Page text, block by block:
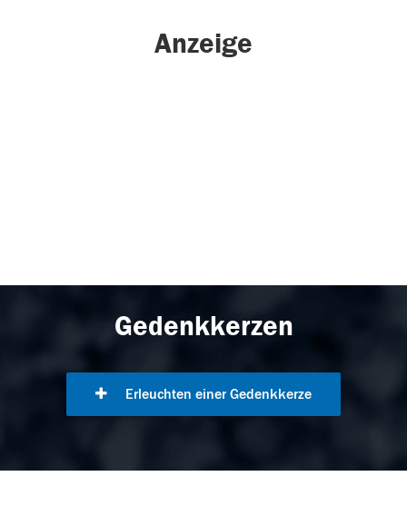
Anzeige
Gedenkkerzen
Erleuchten einer Gedenkkerze